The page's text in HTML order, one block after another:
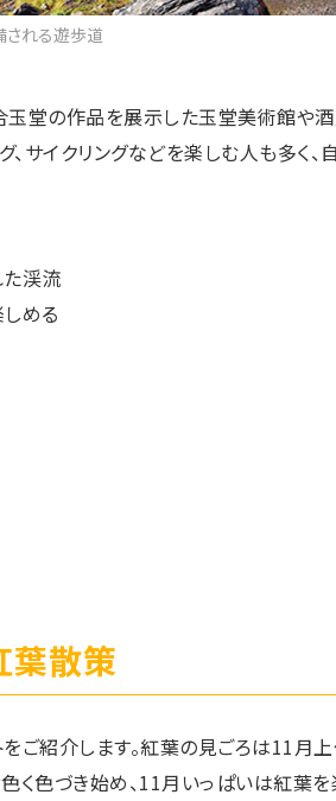
れる遊歩道
堂の作品を展示した玉堂美術館や酒
、サイクリングなどを楽しむ人も多く
た渓流
める
葉散策
ご紹介します。紅葉の見ごろは11月
く色づき始め、11月いっぱいは紅葉